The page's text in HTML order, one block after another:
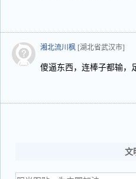
湘北流川枫 [湖北省武汉市]
傻逼东西，连棒子都输，
文